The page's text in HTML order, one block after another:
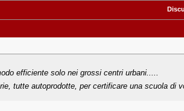
efficiente solo nei grossi centri urbani.....
tutte autoprodotte, per certificare una scuola di